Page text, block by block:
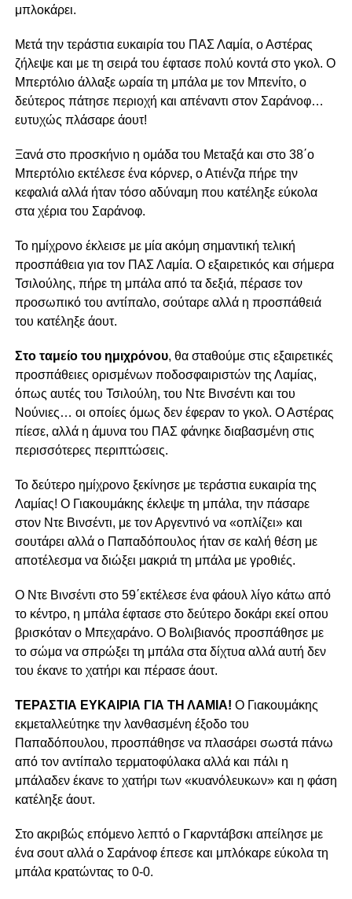
μπλοκάρει.
Μετά την τεράστια ευκαιρία του ΠΑΣ Λαμία, ο Αστέρας
ζήλεψε και με τη σειρά του έφτασε πολύ κοντά στο γκολ. Ο
Μπερτόλιο άλλαξε ωραία τη μπάλα με τον Μπενίτο, ο
δεύτερος πάτησε περιοχή και απέναντι στον Σαράνοφ…
ευτυχώς πλάσαρε άουτ!
Ξανά στο προσκήνιο η ομάδα του Μεταξά και στο 38΄ο
Μπερτόλιο εκτέλεσε ένα κόρνερ, ο Ατιένζα πήρε την
κεφαλιά αλλά ήταν τόσο αδύναμη που κατέληξε εύκολα
στα χέρια του Σαράνοφ.
Το ημίχρονο έκλεισε με μία ακόμη σημαντική τελική
προσπάθεια για τον ΠΑΣ Λαμία. Ο εξαιρετικός και σήμερα
Τσιλούλης, πήρε τη μπάλα από τα δεξιά, πέρασε τον
προσωπικό του αντίπαλο, σούταρε αλλά η προσπάθειά
του κατέληξε άουτ.
Στο ταμείο του ημιχρόνου, θα σταθούμε στις εξαιρετικές
προσπάθειες ορισμένων ποδοσφαιριστών της Λαμίας,
όπως αυτές του Τσιλούλη, του Ντε Βινσέντι και του
Νούνιες… οι οποίες όμως δεν έφεραν το γκολ. Ο Αστέρας
πίεσε, αλλά η άμυνα του ΠΑΣ φάνηκε διαβασμένη στις
περισσότερες περιπτώσεις.
Το δεύτερο ημίχρονο ξεκίνησε με τεράστια ευκαιρία της
Λαμίας! Ο Γιακουμάκης έκλεψε τη μπάλα, την πάσαρε
στον Ντε Βινσέντι, με τον Αργεντινό να «οπλίζει» και
σουτάρει αλλά ο Παπαδόπουλος ήταν σε καλή θέση με
αποτέλεσμα να διώξει μακριά τη μπάλα με γροθιές.
Ο Ντε Βινσέντι στο 59΄εκτέλεσε ένα φάουλ λίγο κάτω από
το κέντρο, η μπάλα έφτασε στο δεύτερο δοκάρι εκεί οπου
βρισκόταν ο Μπεχαράνο. Ο Βολιβιανός προσπάθησε με
το σώμα να σπρώξει τη μπάλα στα δίχτυα αλλά αυτή δεν
του έκανε το χατήρι και πέρασε άουτ.
ΤΕΡΑΣΤΙΑ ΕΥΚΑΙΡΙΑ ΓΙΑ ΤΗ ΛΑΜΙΑ! Ο Γιακουμάκης
εκμεταλλεύτηκε την λανθασμένη έξοδο του
Παπαδόπουλου, προσπάθησε να πλασάρει σωστά πάνω
από τον αντίπαλο τερματοφύλακα αλλά και πάλι η
μπάλαδεν έκανε το χατήρι των «κυανόλευκων» και η φάση
κατέληξε άουτ.
Στο ακριβώς επόμενο λεπτό ο Γκαρντάβσκι απείλησε με
ένα σουτ αλλά ο Σαράνοφ έπεσε και μπλόκαρε εύκολα τη
μπάλα κρατώντας το 0-0.